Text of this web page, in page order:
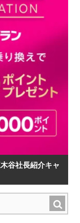
谷社長紹介キャ